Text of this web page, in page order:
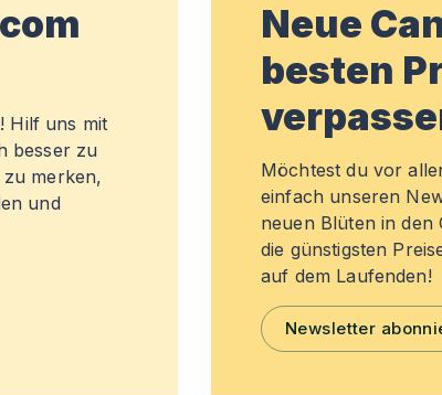
Hilf uns mit
besser zu
merken,
und
Neue
besten
Möchtest du vor
einfach unseren
neuen Blüten in den
die günstigsten
auf dem Laufenden!
Newsletter